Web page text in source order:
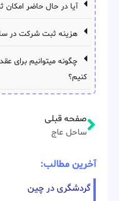
آیا در حال حاضر
هزینه ثبت شرکت در
چگونه میتوانیم برای
کنیم؟
صفحه قبلی
ساحل عاج
آخرین مطالب:
گردشگری در چین